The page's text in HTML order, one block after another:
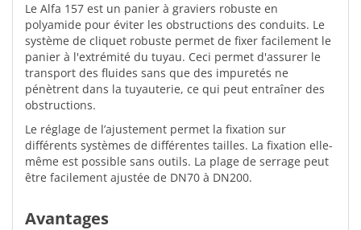
Le Alfa 157 est un panier à graviers robuste en
polyamide pour éviter les obstructions des conduits. Le
système de cliquet robuste permet de fixer facilement le
panier à l'extrémité du tuyau. Ceci permet d'assurer le
transport des fluides sans que des impuretés ne
pénètrent dans la tuyauterie, ce qui peut entraîner des
obstructions.
Le réglage de l’ajustement permet la fixation sur
différents systèmes de différentes tailles. La fixation elle-
même est possible sans outils. La plage de serrage peut
être facilement ajustée de DN70 à DN200.
Avantages